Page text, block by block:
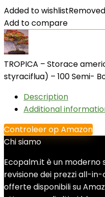
Added to wishlist
Add to compare
TROPICA – Storace
styraciflua) – 100 Semi-
Description
Additional
Controleer op Amazon
Chi siamo
Ecopalm.it è un
revisione dei prezzi all-
offerte disponibili su